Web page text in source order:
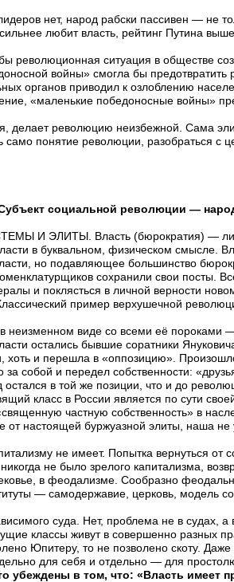
нет, народ рабски пассивен — не
любит власть, рейтинг Путина
революционная ситуация в обществе
войны» смогла бы предотвратить
органов приводил к озлоблению
«маленькие победоносные войны»
делает революцию неизбежной. Сама
само понятие революции, разобраться с
социальной революции —
И ЭЛИТЫ. Власть (бюрократия) —
в буквальном, физическом смысле.
но подавляющее большинство
сохранили свои посты.
и поклясться в личной верности
пример верхушечной
неизменном виде со всеми её пороками
остались бывшие соратники
хоть и перешла в «оппозицию».
собой и передел собственности:
в той же позиции, что и до
класс в России является по сути
частную собственность» в
от настоящей буржуазной элиты, наша не
не имеет. Попытка вернуться от
не было зрелого капитализма,
в феодализме. Сообразно
— самодержавие, церковь, модель
суда. Нет, проблема не в судах, а
классы живут в совершенно разных
Юпитеру, то не позволено скоту. Даже
для себя и отдельно — для
убеждены в том, что: «Власть имеет